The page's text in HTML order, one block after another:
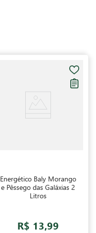
Energético Baly Morango
e Pêssego das Galáxias 2
Litros
R$ 13,99